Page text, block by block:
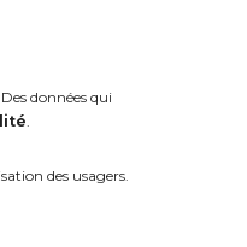
. Des données qui
des usagers.